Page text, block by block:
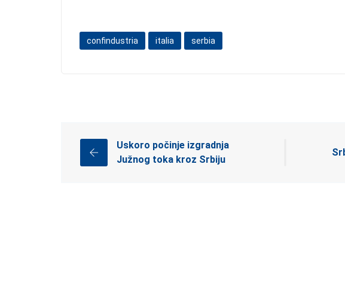
confindustria italia serbia
Uskoro počinje izgradnja
Južnog toka kroz Srbiju